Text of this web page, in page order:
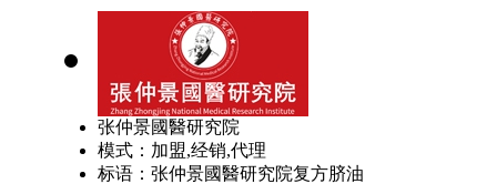
张仲景國醫研究院
模式：加盟,经销,代理
标语：张仲景國醫研究院复方脐油